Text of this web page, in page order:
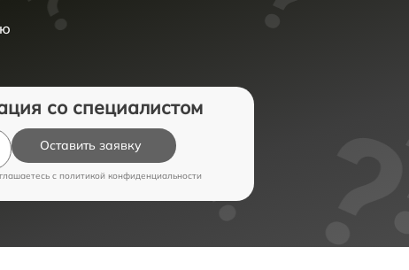
со специалистом
Оставить заявку
c политикой конфиденциальности